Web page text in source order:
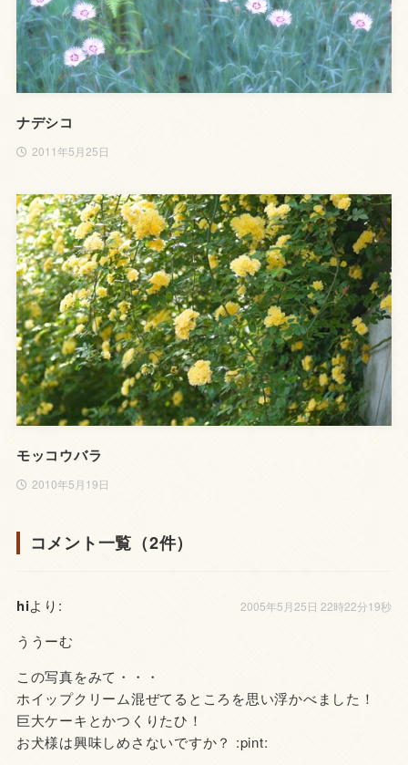
ナデシコ
2011年5月25日
モッコウバラ
2010年5月19日
コメント一覧（2件）
hiより: 2005年5月25日 22時22分19秒
ううーむ
この写真をみて・・・
ホイップクリーム混ぜてるところを思い浮かべました！
巨大ケーキとかつくりたひ！
お犬様は興味しめさないですか？ :pint: